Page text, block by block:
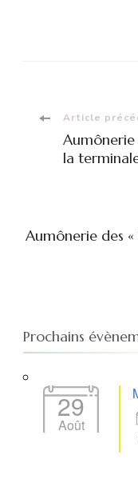
d'article
Article
Aumônerie
la
Aumônerie des
Prochains
29
Août